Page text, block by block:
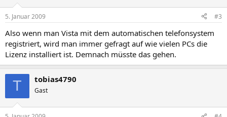
5. Januar 2009 #3
Also wenn man Vista mit dem automatischen telefonsystem
registriert, wird man immer gefragt auf wie vielen PCs die
Lizenz installiert ist. Demnach müsste das gehen.
T tobias4790
Gast